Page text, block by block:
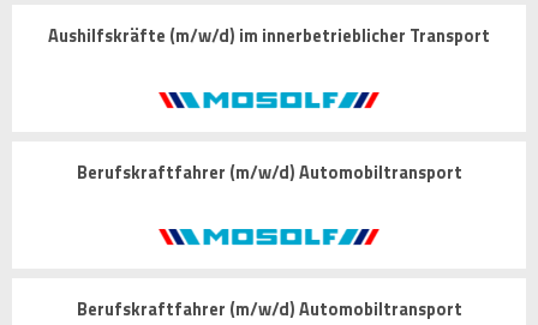
Aushilfskräfte (m/w/d) im innerbetrieblicher Transport
Berufskraftfahrer (m/w/d) Automobiltransport
Berufskraftfahrer (m/w/d) Automobiltransport